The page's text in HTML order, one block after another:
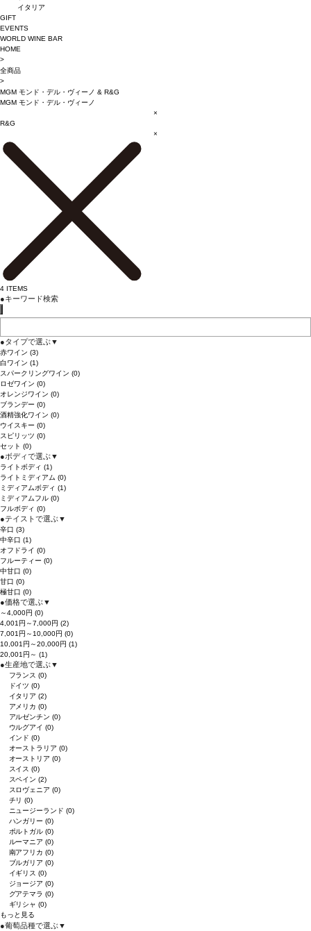
イタリア
GIFT
EVENTS
WORLD WINE BAR
HOME
>
全商品
>
MGM モンド・デル・ヴィーノ & R&G
MGM モンド・デル・ヴィーノ
×
R&G
×
4 ITEMS
●キーワード検索
●タイプで選ぶ▼
赤ワイン (3)
白ワイン (1)
スパークリングワイン (0)
ロゼワイン (0)
オレンジワイン (0)
ブランデー (0)
酒精強化ワイン (0)
ウイスキー (0)
スピリッツ (0)
セット (0)
●ボディで選ぶ▼
ライトボディ (1)
ライトミディアム (0)
ミディアムボディ (1)
ミディアムフル (0)
フルボディ (0)
●テイストで選ぶ▼
辛口 (3)
中辛口 (1)
オフドライ (0)
フルーティー (0)
中甘口 (0)
甘口 (0)
極甘口 (0)
●価格で選ぶ▼
～4,000円 (0)
4,001円～7,000円 (2)
7,001円～10,000円 (0)
10,001円～20,000円 (1)
20,001円～ (1)
●生産地で選ぶ▼
フランス(0)
ドイツ(0)
イタリア(2)
アメリカ(0)
アルゼンチン(0)
ウルグアイ(0)
インド(0)
オーストラリア(0)
オーストリア(0)
スイス(0)
スペイン(2)
スロヴェニア(0)
チリ(0)
ニュージーランド(0)
ハンガリー(0)
ポルトガル(0)
ルーマニア(0)
南アフリカ(0)
ブルガリア(0)
イギリス(0)
ジョージア(0)
グアテマラ(0)
ギリシャ(0)
もっと見る
●葡萄品種で選ぶ▼